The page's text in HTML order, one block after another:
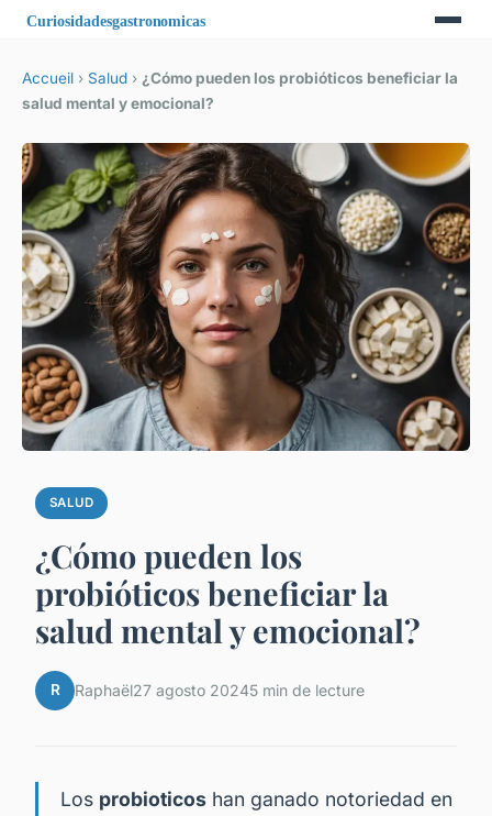
Accueil › Salud › ¿Cómo pueden los probióticos beneficiar la
salud mental y emocional?
SALUD
¿Cómo pueden los
probióticos beneficiar la
salud mental y emocional?
R Raphaël27 agosto 20245 min de lecture
Los probioticos han ganado notoriedad en